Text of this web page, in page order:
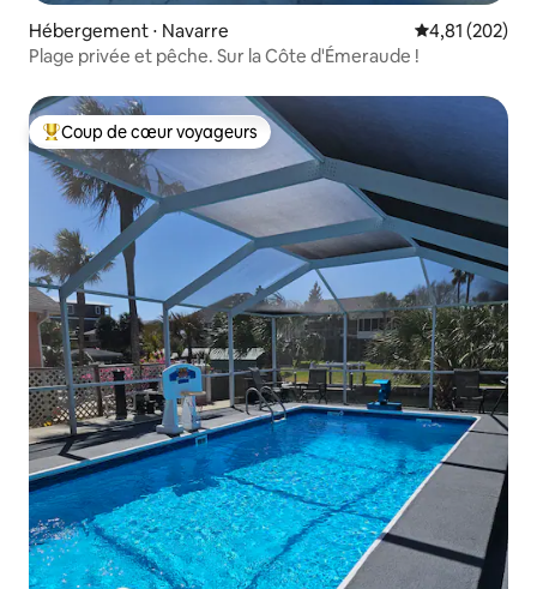
Hébergement ⋅ Navarre Évaluation
4,81 (202)
Plage privée et pêche. Sur la Côte d'Émeraude !
Coups de cœur voyageurs les plus appréciés
Coup de cœur voyageurs